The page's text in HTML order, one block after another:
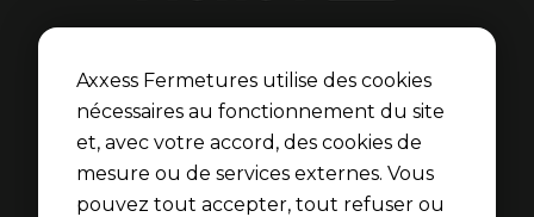
Axxess Fermetures est membre du réseau Point Fort
Fichet pour les portes blindées et serrures Fichet.
Découvrir l’univers Fichet
Axxess Fermetures utilise des cookies
nécessaires au fonctionnement du site
et, avec votre accord, des cookies de
mesure ou de services externes. Vous
pouvez tout accepter, tout refuser ou